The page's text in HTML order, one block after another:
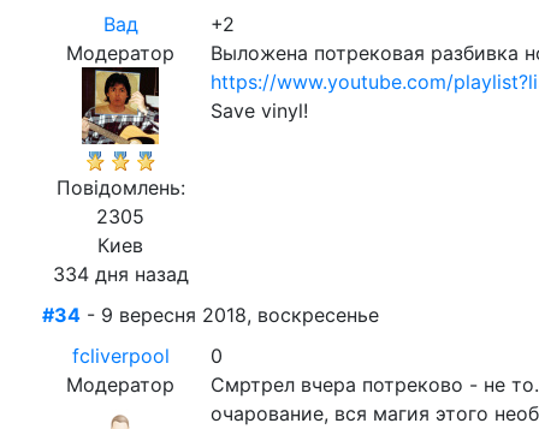
Вад
Модератор
Повідомлень:
2305
Киев
334 дня назад
+2
Выложена потрековая разбивка
https://www.youtube.com/
Save vinyl!
#34 - 9 вересня 2018, воскресенье
fcliverpool
Модератор
0
Смртрел вчера потреково - не
очарование, вся магия этого